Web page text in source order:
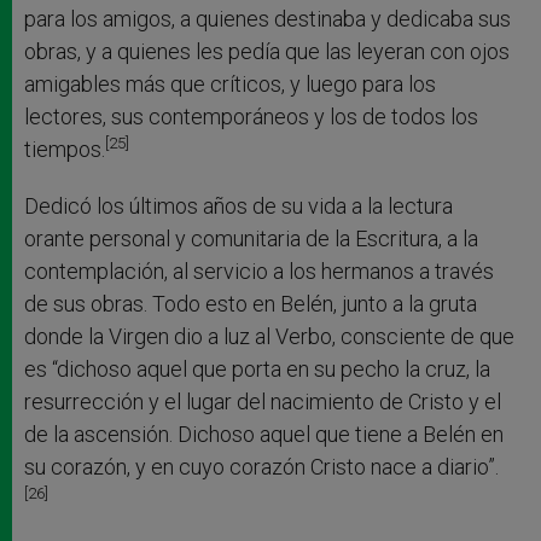
para los amigos, a quienes destinaba y dedicaba sus
obras, y a quienes les pedía que las leyeran con ojos
amigables más que críticos, y luego para los
lectores, sus contemporáneos y los de todos los
tiempos. [25]
Dedicó los últimos años de su vida a la lectura
orante personal y comunitaria de la Escritura, a la
contemplación, al servicio a los hermanos a través
de sus obras. Todo esto en Belén, junto a la gruta
donde la Virgen dio a luz al Verbo, consciente de que
es “dichoso aquel que porta en su pecho la cruz, la
resurrección y el lugar del nacimiento de Cristo y el
de la ascensión. Dichoso aquel que tiene a Belén en
su corazón, y en cuyo corazón Cristo nace a diario”.
[26]